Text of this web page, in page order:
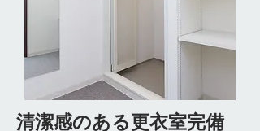
清潔感のある更衣室完備